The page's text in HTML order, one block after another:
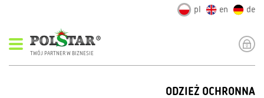
pl en de
TWÓJ PARTNER W BIZNESIE
ODZIEŻ OCHRONNA